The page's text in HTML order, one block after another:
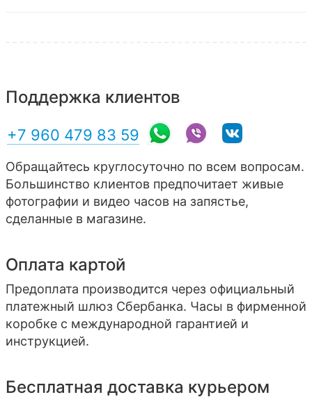
Поддержка клиентов
+7 960 479 83 59
Обращайтесь круглосуточно по всем вопросам.
Большинство клиентов предпочитает живые
фотографии и видео часов на запястье,
сделанные в магазине.
Оплата картой
Предоплата производится через официальный
платежный шлюз Сбербанка. Часы в фирменной
коробке с международной гарантией и
инструкцией.
Бесплатная доставка курьером